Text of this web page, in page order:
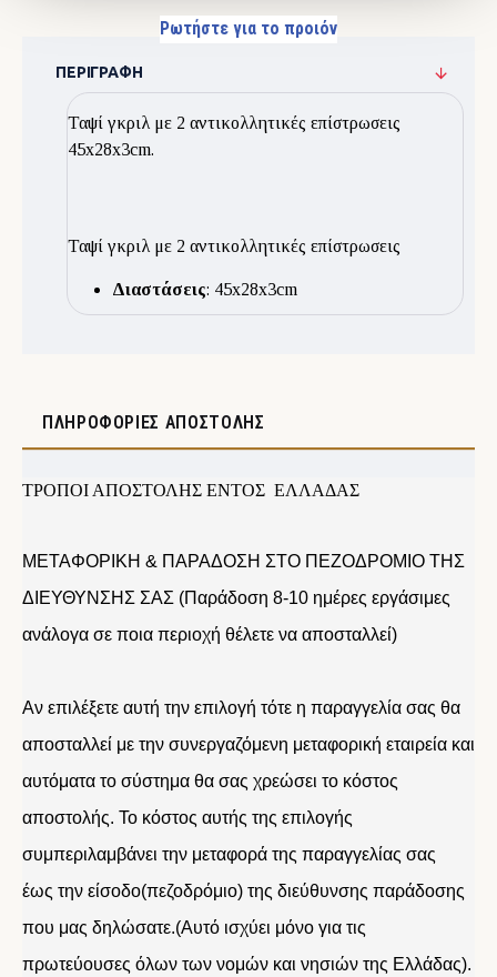
Ρωτήστε για το προιόν
ΠΕΡΙΓΡΑΦΉ
Ταψί γκριλ με 2 αντικολλητικές επίστρωσεις
45x28x3cm.
Ταψί γκριλ με 2 αντικολλητικές επίστρωσεις
Διαστάσεις: 45x28x3cm
ΠΛΗΡΟΦΟΡΊΕΣ ΑΠΟΣΤΟΛΉΣ
ΤΡΟΠΟΙ ΑΠΟΣΤΟΛΗΣ ΕΝΤΟΣ ΕΛΛΑΔΑΣ
ΜΕΤΑΦΟΡΙΚΗ & ΠΑΡΑΔΟΣΗ ΣΤΟ ΠΕΖΟΔΡΟΜΙΟ ΤΗΣ
ΔΙΕΥΘΥΝΣΗΣ ΣΑΣ (Παράδοση 8-10 ημέρες εργάσιμες
ανάλογα σε ποια περιοχή θέλετε να αποσταλλεί)
Αν επιλέξετε αυτή την επιλογή τότε η παραγγελία σας θα
αποσταλλεί με την συνεργαζόμενη μεταφορική εταιρεία και
αυτόματα το σύστημα θα σας χρεώσει το κόστος
αποστολής. Το κόστος αυτής της επιλογής
συμπεριλαμβάνει την μεταφορά της παραγγελίας σας
έως την είσοδο(πεζοδρόμιο) της διεύθυνσης παράδοσης
που μας δηλώσατε.(Αυτό ισχύει μόνο για τις
πρωτεύουσες όλων των νομών και νησιών της Ελλάδας).